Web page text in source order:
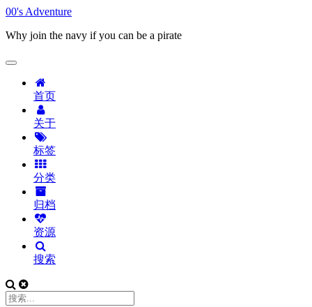
00's Adventure
Why join the navy if you can be a pirate
首页
关于
标签
分类
归档
资源
搜索